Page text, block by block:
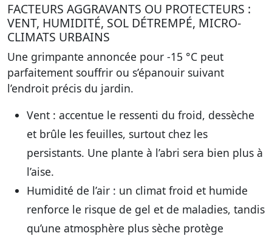
FACTEURS AGGRAVANTS OU PROTECTEURS :
VENT, HUMIDITÉ, SOL DÉTREMPÉ, MICRO-
CLIMATS URBAINS
Une grimpante annoncée pour -15 °C peut
parfaitement souffrir ou s’épanouir suivant
l’endroit précis du jardin.
Vent : accentue le ressenti du froid, dessèche
et brûle les feuilles, surtout chez les
persistants. Une plante à l’abri sera bien plus à
l’aise.
Humidité de l’air : un climat froid et humide
renforce le risque de gel et de maladies, tandis
qu’une atmosphère plus sèche protège